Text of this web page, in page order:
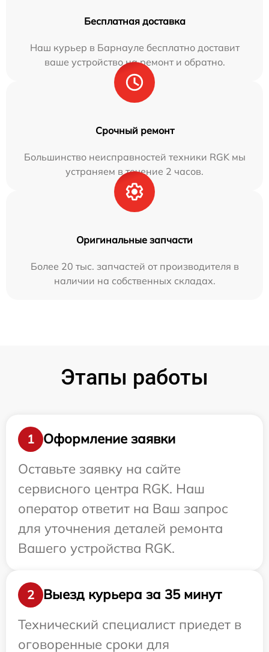
Бесплатная доставка
Наш курьер в Барнауле бесплатно доставит
ваше устройство на ремонт и обратно.
Срочный ремонт
Большинство неисправностей техники RGK мы
устраняем в течение 2 часов.
Оригинальные запчасти
Более 20 тыс. запчастей от производителя в
наличии на собственных складах.
Этапы работы
1
Оформление заявки
Оставьте заявку на сайте
сервисного центра RGK. Наш
оператор ответит на Ваш запрос
для уточнения деталей ремонта
Вашего устройства RGK.
2
Выезд курьера за 35 минут
Технический специалист приедет в
оговоренные сроки для